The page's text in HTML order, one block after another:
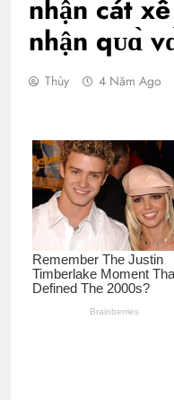
nhận cát
nhận qᴜɑ̀
Thùy 4 Năm Ago